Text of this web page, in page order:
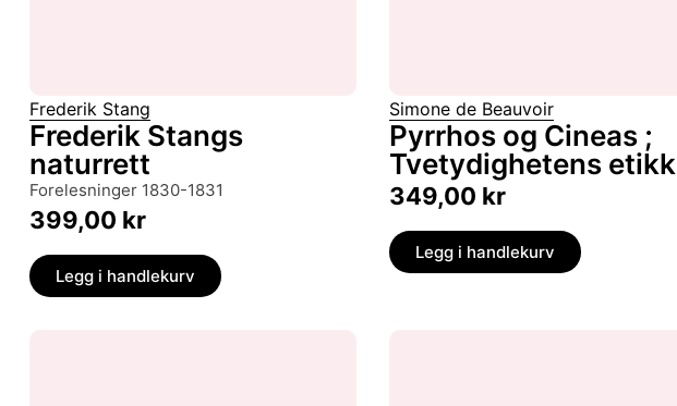
Frederik Stang
Frederik Stangs
naturrett
forelesninger 1830-1831
399,00 kr
Legg i handlekurv
Simone de Beauvoir
Pyrrhos og Cineas ;
Tvetydighetens etikk
349,00 kr
Legg i handlekurv